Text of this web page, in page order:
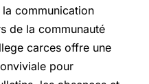
communication
de la communauté
carces offre une
pour